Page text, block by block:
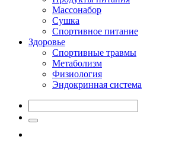
Массонабор
Сушка
Спортивное питание
Здоровье
Спортивные травмы
Метаболизм
Физиология
Эндокринная система